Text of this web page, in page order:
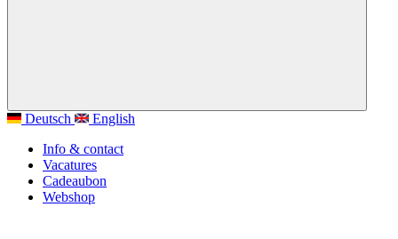
Deutsch
English
Info & contact
Vacatures
Cadeaubon
Webshop